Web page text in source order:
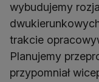
wybudujemy
trakcie
Planujemy
przypomniał